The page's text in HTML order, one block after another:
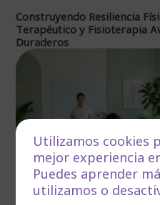
Construyendo Resiliencia
Terapéutico y Fisioterapia
Duraderos
Utilizamos cookies
mejor experiencia
Puedes aprender
utilizamos o